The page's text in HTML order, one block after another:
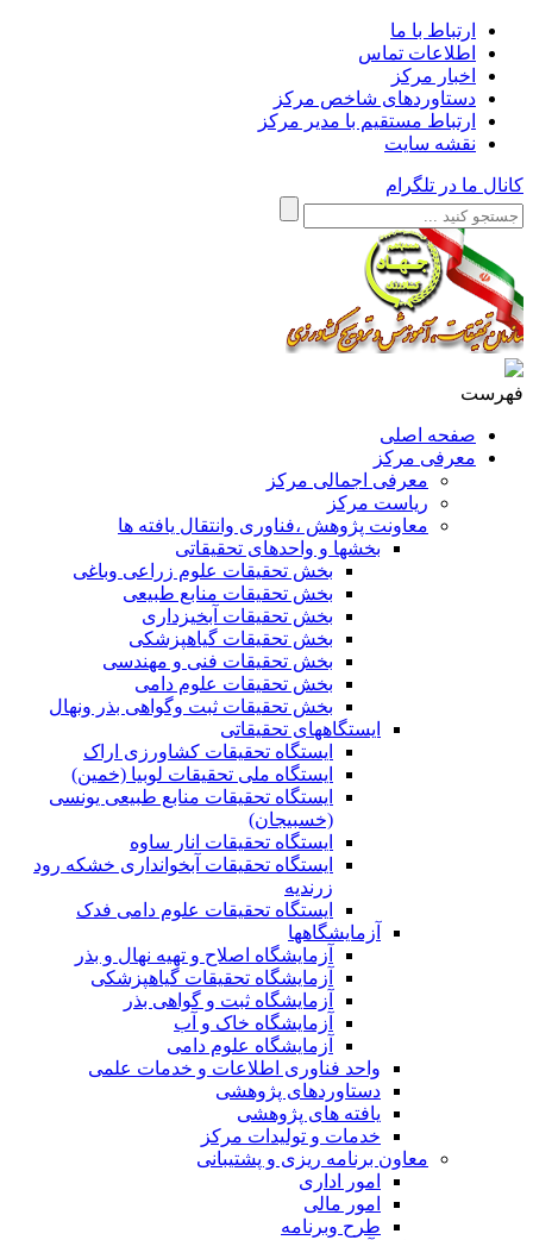
ارتباط با ما
اطلاعات تماس
اخبار مرکز
دستاوردهای شاخص مرکز
ارتباط مستقیم با مدیر مرکز
نقشه سایت
کانال ما در تلگرام
فهرست
صفحه اصلی
معرفی مرکز
معرفی اجمالی مرکز
ریاست مرکز
معاونت پژوهش ،فناوری وانتقال یافته ها
بخشها و واحدهای تحقیقاتی
بخش تحقیقات علوم زراعی وباغی
بخش تحقیقات منابع طبیعی
بخش تحقیقات آبخیزداری
بخش تحقیقات گیاهپزشکی
بخش تحقیقات فنی و مهندسی
بخش تحقیقات علوم دامی
بخش تحقیقات ثبت وگواهی بذر ونهال
ایستگاههای تحقیقاتی
ایستگاه تحقیقات کشاورزی اراک
ایستگاه ملی تحقیقات لوبیا (خمین)
ایستگاه تحقیقات منابع طبیعی یونسی
(خسبیجان)
ایستگاه تحقیقات انار ساوه
ایستگاه تحقیقات آبخوانداری خشکه رود
زرندیه
ایستگاه تحقیقات علوم دامی فدک
آزمایشگاهها
آزمایشگاه اصلاح و تهیه نهال و بذر
آزمایشگاه تحقیقات گیاهپزشکی
آزمایشگاه ثبت و گواهی بذر
آزمایشگاه خاک و آب
آزمایشگاه علوم دامی
واحد فناوری اطلاعات و خدمات علمی
دستاوردهای پژوهشی
یافته های پژوهشی
خدمات و تولیدات مرکز
معاون برنامه ریزی و پشتیبانی
امور اداری
امور مالی
طرح وبرنامه